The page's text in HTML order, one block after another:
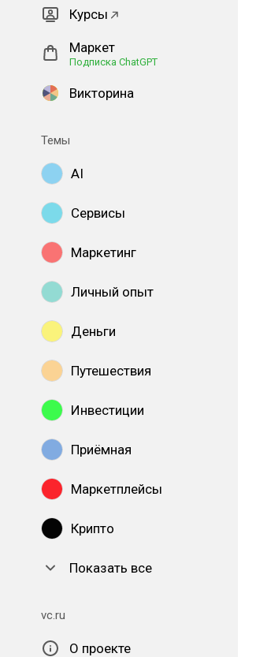
Курсы
Маркет
Подписка ChatGPT
Викторина
Темы
AI
Сервисы
Маркетинг
Личный опыт
Деньги
Путешествия
Инвестиции
Приёмная
Маркетплейсы
Крипто
Показать все
vc.ru
О проекте